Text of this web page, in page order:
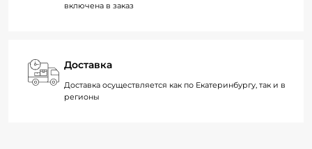
включена в заказ
Доставка
Доставка осуществляется как по Екатеринбургу, так и в
регионы